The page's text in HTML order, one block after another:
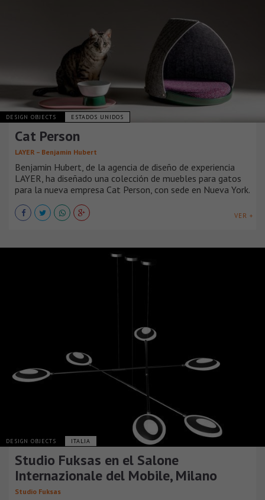
DESIGN OBJECTS ESTADOS UNIDOS
Cat Person
LAYER – Benjamin Hubert
Benjamin Hubert, de la agencia de diseño de experiencia
LAYER, ha diseñado una colección de muebles para gatos
para la nueva empresa Cat Person, con sede en Nueva York.
VER +
DESIGN OBJECTS ITALIA
Studio Fuksas en el Salone
Internazionale del Mobile, Milano
Studio Fuksas